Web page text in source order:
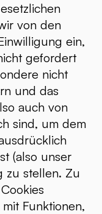
von den
ein,
gefordert
nicht
und das
auch von
sind, um dem
(also unser
zu stellen. Zu
Funktionen,